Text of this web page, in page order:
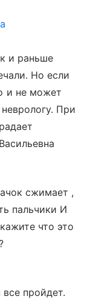
и раньше
Но если
и не может
При
сжимает ,
пальчики И
что это
пройдет.